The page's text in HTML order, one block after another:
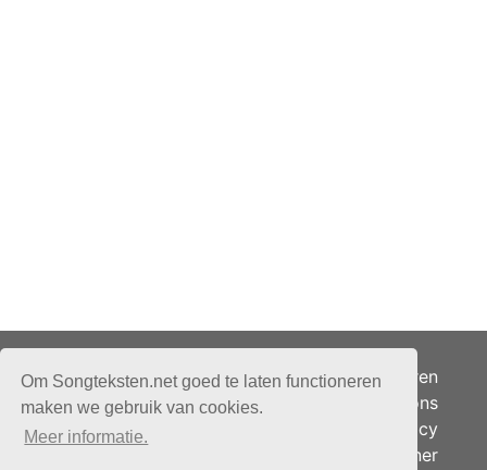
Om Songteksten.net goed te laten functioneren
maken we gebruik van cookies.
Meer informatie.
Adverteren
Over ons
Je privacy
Partner